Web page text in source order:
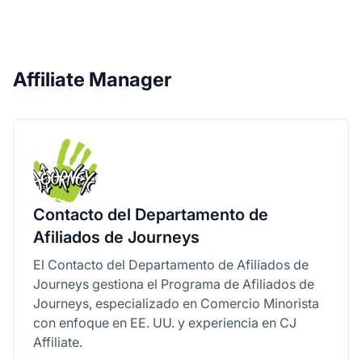
Affiliate Manager
Contacto del Departamento de
Afiliados de Journeys
El Contacto del Departamento de Afiliados de
Journeys gestiona el Programa de Afiliados de
Journeys, especializado en Comercio Minorista
con enfoque en EE. UU. y experiencia en CJ
Affiliate.